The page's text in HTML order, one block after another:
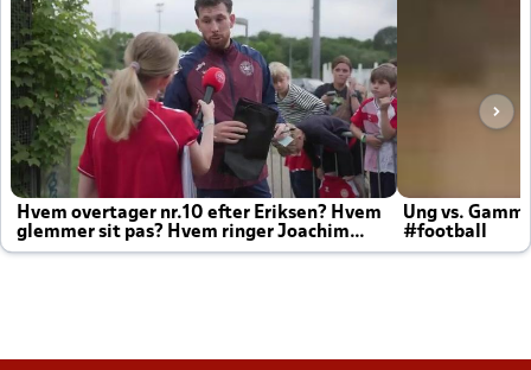
Hvem overtager nr.10 efter Eriksen? Hvem
glemmer sit pas? Hvem ringer Joachim
altid til efter kampe?
Ung vs.
#football